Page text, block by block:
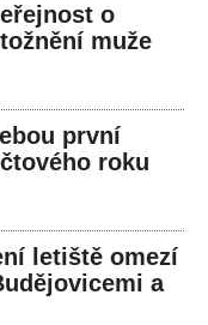
o
muže
první
roku
letiště omezí
a